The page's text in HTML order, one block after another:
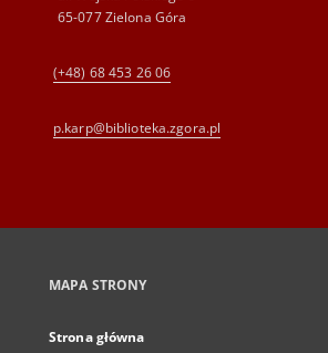
65-077 Zielona Góra
(+48) 68 453 26 06
p.karp@biblioteka.zgora.pl
MAPA STRONY
Strona główna